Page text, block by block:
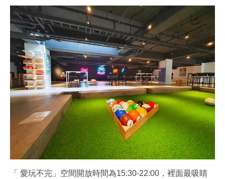
「 愛玩不完」空間開放時間為15:30-22:00，裡面最吸睛